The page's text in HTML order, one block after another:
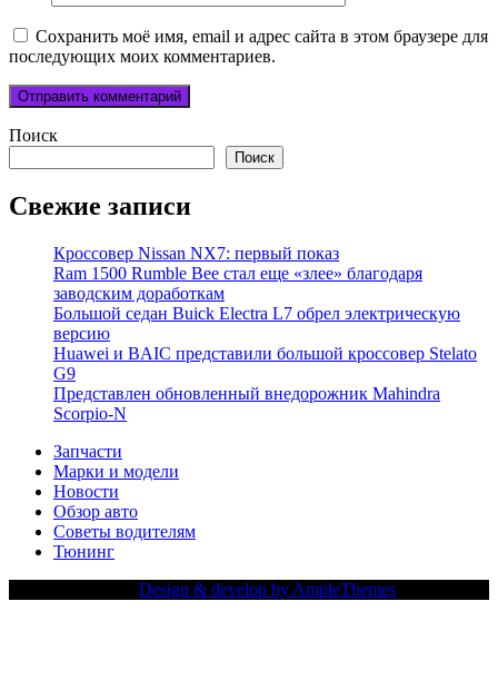
Сохранить моё имя, email и адрес сайта в этом браузере для
последующих моих комментариев.
Поиск
Поиск
Свежие записи
Кроссовер Nissan NX7: первый показ
Ram 1500 Rumble Bee стал еще «злее» благодаря
заводским доработкам
Большой седан Buick Electra L7 обрел электрическую
версию
Huawei и BAIC представили большой кроссовер Stelato
G9
Представлен обновленный внедорожник Mahindra
Scorpio-N
Запчасти
Марки и модели
Новости
Обзор авто
Советы водителям
Тюнинг
Design & develop by AmpleThemes